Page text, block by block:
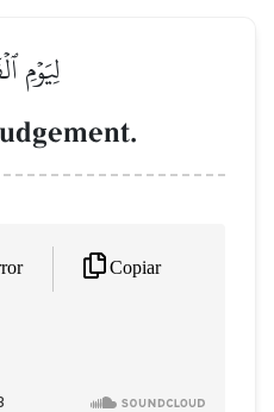
لِيَوۡمِ
Copiar